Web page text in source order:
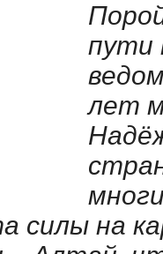
пути
лет
силы на